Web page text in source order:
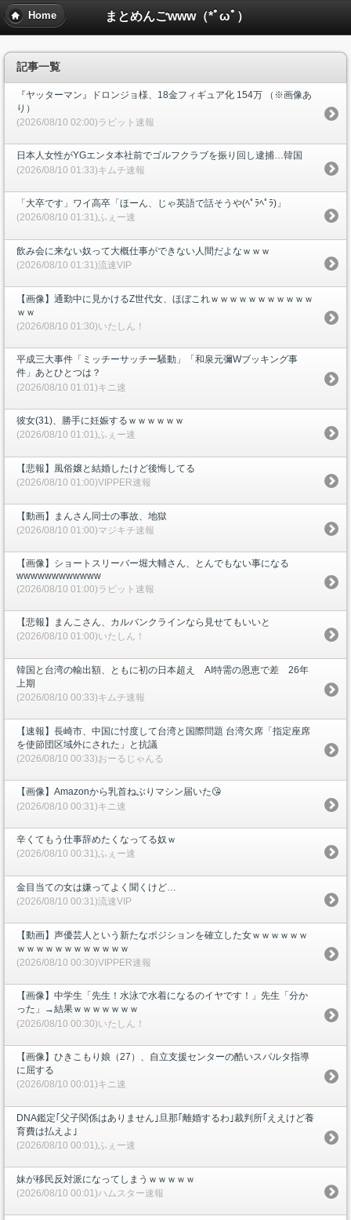
まとめんごwww（*ﾟωﾟ）
Home
記事一覧
『ヤッターマン』ドロンジョ様、18金フィギュア化 154万 （※画像あ
り）
(2026/08/10 02:00)ラビット速報
日本人女性がYGエンタ本社前でゴルフクラブを振り回し逮捕…韓国
(2026/08/10 01:33)キムチ速報
「大卒です」ワイ高卒「ほーん、じゃ英語で話そうや(ﾍﾟﾗﾍﾟﾗ)」
(2026/08/10 01:31)ふぇー速
飲み会に来ない奴って大概仕事ができない人間だよなｗｗｗ
(2026/08/10 01:31)流速VIP
【画像】通勤中に見かけるZ世代女、ほぼこれｗｗｗｗｗｗｗｗｗｗｗ
ｗｗ
(2026/08/10 01:30)いたしん！
平成三大事件「ミッチーサッチー騒動」「和泉元彌Wブッキング事
件」あとひとつは？
(2026/08/10 01:01)キニ速
彼女(31)、勝手に妊娠するｗｗｗｗｗｗ
(2026/08/10 01:01)ふぇー速
【悲報】風俗嬢と結婚したけど後悔してる
(2026/08/10 01:00)VIPPER速報
【動画】まんさん同士の事故、地獄
(2026/08/10 01:00)マジキチ速報
【画像】ショートスリーバー堀大輔さん、とんでもない事になる
wwwwwwwwwwww
(2026/08/10 01:00)ラビット速報
【悲報】まんこさん、カルバンクラインなら見せてもいいと
(2026/08/10 01:00)いたしん！
韓国と台湾の輸出額、ともに初の日本超え AI特需の恩恵で差 26年
上期
(2026/08/10 00:33)キムチ速報
【速報】長崎市、中国に忖度して台湾と国際問題 台湾欠席「指定座席
を使節団区域外にされた」と抗議
(2026/08/10 00:33)おーるじゃんる
【画像】Amazonから乳首ねぶりマシン届いた😘
(2026/08/10 00:31)キニ速
辛くてもう仕事辞めたくなってる奴ｗ
(2026/08/10 00:31)ふぇー速
金目当ての女は嫌ってよく聞くけど…
(2026/08/10 00:31)流速VIP
【動画】声優芸人という新たなポジションを確立した女ｗｗｗｗｗｗ
ｗｗｗｗｗｗｗｗｗｗｗｗ
(2026/08/10 00:30)VIPPER速報
【画像】中学生「先生！水泳で水着になるのイヤです！」先生「分か
った」→結果ｗｗｗｗｗｗｗ
(2026/08/10 00:30)いたしん！
【画像】ひきこもり娘（27）、自立支援センターの酷いスパルタ指導
に屈する
(2026/08/10 00:01)キニ速
DNA鑑定｢父子関係はありません｣旦那｢離婚するわ｣裁判所｢ええけど養
育費は払えよ｣
(2026/08/10 00:01)ふぇー速
妹が移民反対派になってしまうｗｗｗｗｗ
(2026/08/10 00:01)ハムスター速報